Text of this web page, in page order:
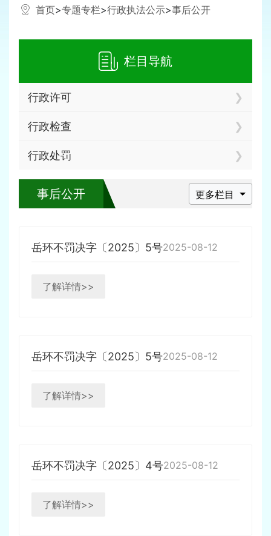
首页>专题专栏>行政执法公示>事后公开
栏目导航
行政许可
行政检查
行政处罚
事后公开 更多栏目
岳环不罚决字〔2025〕5号2025-08-12
了解详情>>
岳环不罚决字〔2025〕5号2025-08-12
了解详情>>
岳环不罚决字〔2025〕4号2025-08-12
了解详情>>